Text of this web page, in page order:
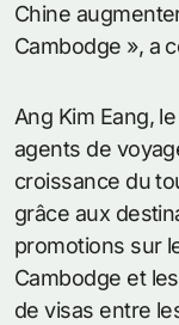
Chine
Cambodge », a
Ang Kim Eang,
agents de
croissance du
grâce aux
promotions sur
Cambodge et
de visas entre